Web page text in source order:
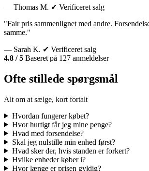
— Thomas M. ✔ Verificeret salg
"Fair pris sammenlignet med andre.
samme."
— Sarah K. ✔ Verificeret salg
4.8 / 5 Baseret på 127 anmeldelser
Ofte stillede spørgsmål
Alt om at sælge, kort fortalt
Hvordan fungerer købet?
Hvor hurtigt får jeg mine penge?
Hvad med forsendelse?
Skal jeg nulstille min enhed først?
Hvad sker der, hvis standen er forkert?
Hvilke enheder køber i?
Hvor længe er prisen gyldig?